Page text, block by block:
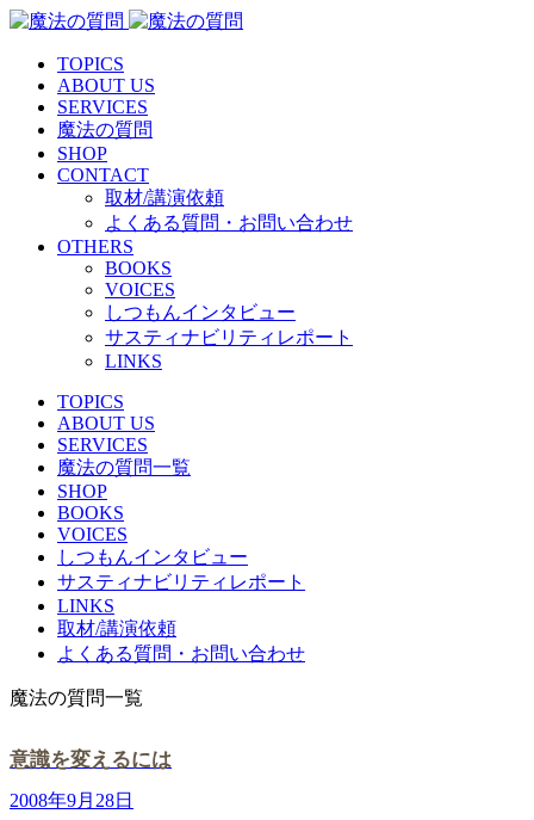
TOPICS
ABOUT US
SERVICES
魔法の質問
SHOP
CONTACT
取材/講演依頼
よくある質問・お問い合わせ
OTHERS
BOOKS
VOICES
しつもんインタビュー
サスティナビリティレポート
LINKS
TOPICS
ABOUT US
SERVICES
魔法の質問一覧
SHOP
BOOKS
VOICES
しつもんインタビュー
サスティナビリティレポート
LINKS
取材/講演依頼
よくある質問・お問い合わせ
魔法の質問一覧
意識を変えるには
2008年9月28日